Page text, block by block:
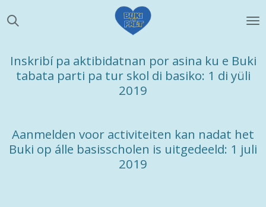
direct
de
hoofdinhoud
Inskribí pa aktibidatnan por asina ku e Buki
tabata parti pa tur skol di basiko: 1 di yüli
2019
Aanmelden voor activiteiten kan nadat het
Buki op álle basisscholen is uitgedeeld: 1 juli
2019